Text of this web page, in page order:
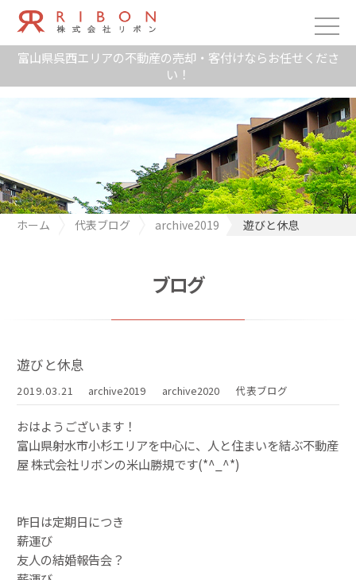
富山県呉西エリアの不動産の売却・客付けならお任せくださ
い！
ホーム 代表ブログ archive2019 遊びと休息
ブログ
遊びと休息
2019.03.21 archive2019 archive2020 代表ブログ
おはようございます！
富山県射水市小杉エリアを中心に、人と住まいを結ぶ不動産
屋 株式会社リボンの米山勝規です(*^_^*)
昨日は定期日につき
薪運び
友人の結婚報告会？